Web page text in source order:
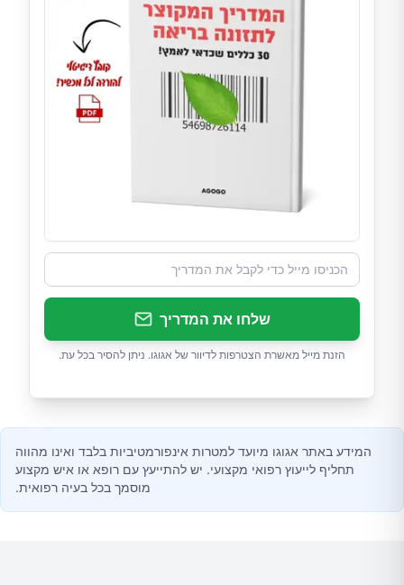
שלחו את המדריך
הזנת מייל מאשרת הצטרפות לדיוור של אגוגו. ניתן להסיר בכל עת.
המידע באתר אגוגו מיועד למטרות אינפורמטיביות בלבד ואינו מהווה
תחליף לייעוץ רפואי מקצועי. יש להתייעץ עם רופא או איש מקצוע
מוסמך בכל בעיה רפואית.